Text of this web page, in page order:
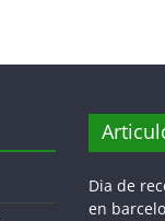
Dia de
en